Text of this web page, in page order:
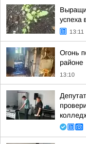
успеха
13:11
Огонь
районе
13:10